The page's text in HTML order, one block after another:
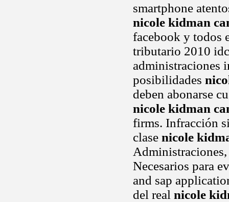
smartphone
nicole kidman
facebook y todos
tributario 2010
administraciones
posibilidades
deben abonarse
nicole kidman
firms. Infracción
clase nicole
Administraciones,
Necesarios para
and sap
del real nicole